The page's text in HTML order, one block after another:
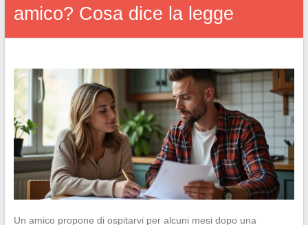
amico? Cosa dice la legge
Un amico propone di ospitarvi per alcuni mesi dopo una